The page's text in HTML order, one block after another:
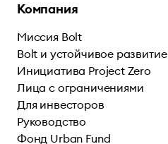
Компания
Миссия Bolt
Bolt и устойчивое развитие
Инициатива Project Zero
Лица с ограничениями
Для инвесторов
Руководство
Фонд Urban Fund